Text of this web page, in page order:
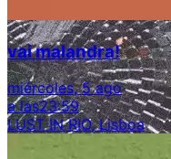
vai malandra!
miércoles, 5 ago
a las23:59
LUST IN RIO, Lisboa